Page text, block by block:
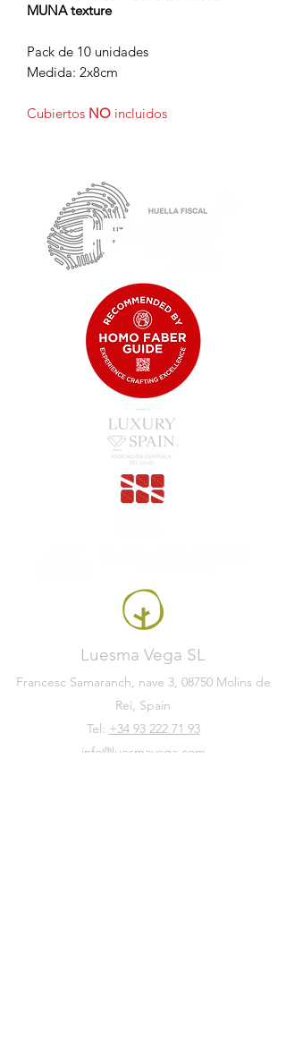
MUNA texture
Pack de 10 unidades
Medida: 2x8cm
Cubiertos NO incluidos
Luesma Vega SL
Francesc Samaranch, nave 3, 08750 Molins de
Rei, Spain
Tel: +34 93 222 71 93
info@luesmavega.com